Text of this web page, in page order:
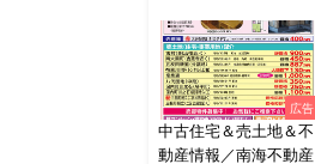
広告
中古住宅＆売土地＆不
動産情報／南海不動産